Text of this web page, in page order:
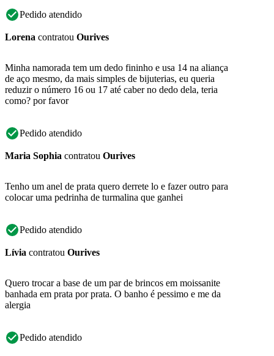
Pedido atendido
Lorena contratou Ourives
Minha namorada tem um dedo fininho e usa 14 na aliança
de aço mesmo, da mais simples de bijuterias, eu queria
reduzir o número 16 ou 17 até caber no dedo dela, teria
como? por favor
Pedido atendido
Maria Sophia contratou Ourives
Tenho um anel de prata quero derrete lo e fazer outro para
colocar uma pedrinha de turmalina que ganhei
Pedido atendido
Lívia contratou Ourives
Quero trocar a base de um par de brincos em moissanite
banhada em prata por prata. O banho é pessimo e me da
alergia
Pedido atendido